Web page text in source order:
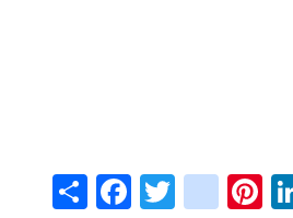
ShareFacebook
Twitter